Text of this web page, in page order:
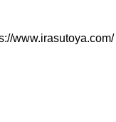
www.irasutoya.com/